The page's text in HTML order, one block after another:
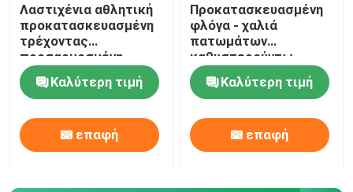
Λαστιχένια αθλητική
προκατασκευασμένη
τρέχοντας
προσαρμοσμένη
διαδρομή φλόγα -
καθυστερών
Καλύτερη τιμή
επαφή
Προκατασκευασμένη
φλόγα - χαλιά
πατωμάτων
καθυστερούντω,
υπαίθρια χρήση
διαδρόμων
επιφανειών
διαδρομής
Καλύτερη τιμή
επαφή